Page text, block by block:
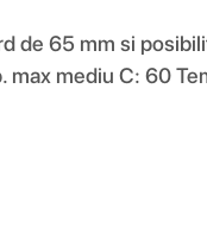
de 65 mm si
max mediu C: 60